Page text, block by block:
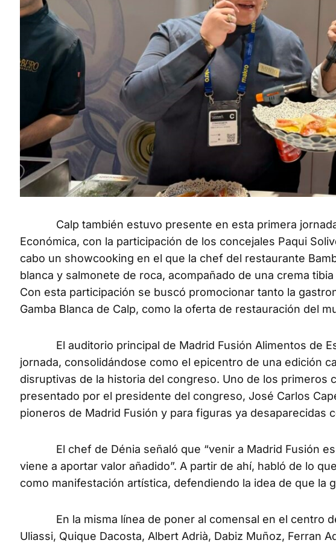
Calp también estuvo presente en esta primera jornada
Económica, con la participación de los concejales Paqui
cabo un showcooking en el que la chef del restaurante
blanca y salmonete de roca, acompañado de una crema
Con esta participación se buscó promocionar tanto la
Gamba Blanca de Calp, como la oferta de restauración del
El auditorio principal de Madrid Fusión Alimentos de
jornada, consolidándose como el epicentro de una edición
disruptivas de la historia del congreso. Uno de los primeros
presentado por el presidente del congreso, José Carlos
pioneros de Madrid Fusión y para figuras ya desaparecidas
El chef de Dénia señaló que “venir a Madrid Fusión es
viene a aportar valor añadido”. A partir de ahí, habló de lo
como manifestación artística, defendiendo la idea de que la
En la misma línea de poner al comensal en el centro
Uliassi, Quique Dacosta, Albert Adrià, Dabiz Muñoz, Ferran